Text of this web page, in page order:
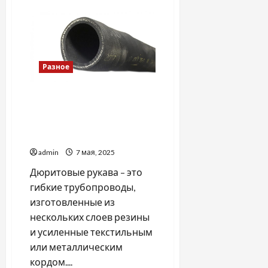
продаж
картонних
коробок
від
компанії
«АгроСпецПак»
Разное
admin 7 мая, 2025
Дюритовые рукава – это
гибкие трубопроводы,
изготовленные из
нескольких слоев резины
и усиленные текстильным
или металлическим
кордом....